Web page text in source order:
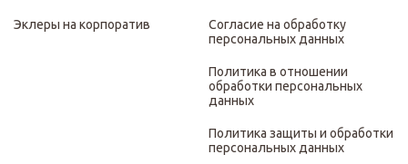
Эклеры на корпоратив
Согласие на обработку
персональных данных
Политика в отношении
обработки персональных
данных
Политика защиты и обработки
персональных данных